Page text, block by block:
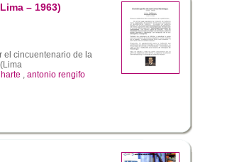
– 1963)
el cincuentenario de la
antonio rengifo